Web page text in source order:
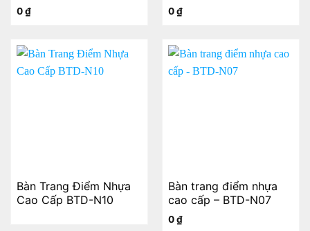
0₫ 0₫
Bàn Trang Điểm Nhựa
Cao Cấp BTD-N10
Bàn trang điểm nhựa
cao cấp – BTD-N07
0₫